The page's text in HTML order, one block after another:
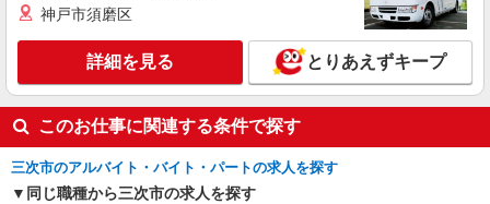
神戸市須磨区
詳細を見る とりあえずキープ
このお仕事に関連する条件で探す
三次市のアルバイト・バイト・パートの求人を探す
同じ職種から三次市の求人を探す